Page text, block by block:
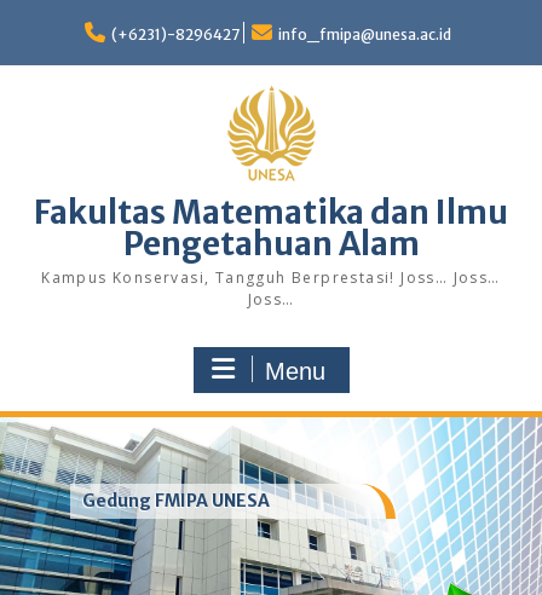
content
(+6231)-8296427 info_fmipa@unesa.ac.id
Fakultas Matematika dan Ilmu
Pengetahuan Alam
Kampus Konservasi, Tangguh Berprestasi! Joss… Joss…
Joss…
Menu
Gedung FMIPA UNESA